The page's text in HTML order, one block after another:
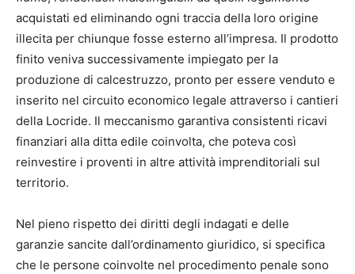
acquistati ed eliminando ogni traccia della loro origine
illecita per chiunque fosse esterno all’impresa. Il prodotto
finito veniva successivamente impiegato per la
produzione di calcestruzzo, pronto per essere venduto e
inserito nel circuito economico legale attraverso i cantieri
della Locride. Il meccanismo garantiva consistenti ricavi
finanziari alla ditta edile coinvolta, che poteva così
reinvestire i proventi in altre attività imprenditoriali sul
territorio.
Nel pieno rispetto dei diritti degli indagati e delle
garanzie sancite dall’ordinamento giuridico, si specifica
che le persone coinvolte nel procedimento penale sono